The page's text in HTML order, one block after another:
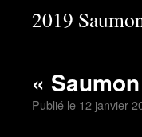
2019
«
Publié le 12 janvier